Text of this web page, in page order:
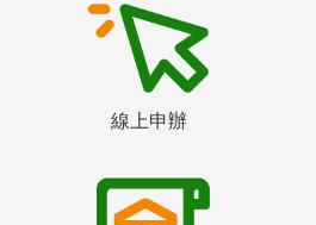
線上申辦